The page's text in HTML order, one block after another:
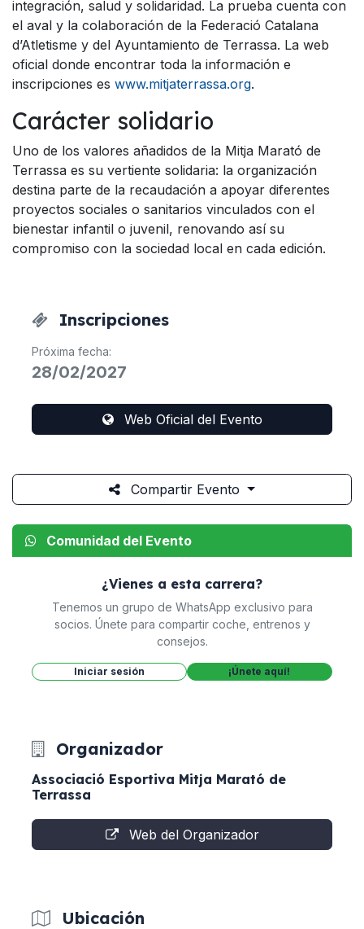
integración, salud y solidaridad. La prueba cuenta con
el aval y la colaboración de la Federació Catalana
d’Atletisme y del Ayuntamiento de Terrassa. La web
oficial donde encontrar toda la información e
inscripciones es www.mitjaterrassa.org.
Carácter solidario
Uno de los valores añadidos de la Mitja Marató de
Terrassa es su vertiente solidaria: la organización
destina parte de la recaudación a apoyar diferentes
proyectos sociales o sanitarios vinculados con el
bienestar infantil o juvenil, renovando así su
compromiso con la sociedad local en cada edición.
Inscripciones
Próxima fecha:
28/02/2027
Web Oficial del Evento
Compartir Evento
Comunidad del Evento
¿Vienes a esta carrera?
Tenemos un grupo de WhatsApp exclusivo para
socios. Únete para compartir coche, entrenos y
consejos.
Iniciar sesión ¡Únete aquí!
Organizador
Associació Esportiva Mitja Marató de
Terrassa
Web del Organizador
Ubicación